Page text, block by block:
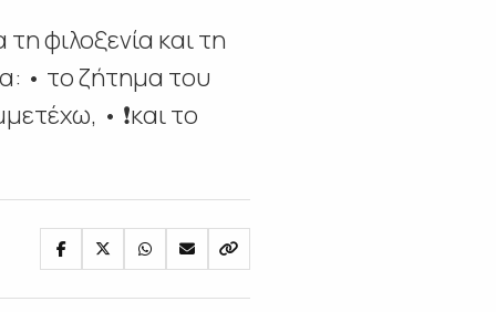
φιλοξενία και τη
• το ζήτημα του
• ❗️και το